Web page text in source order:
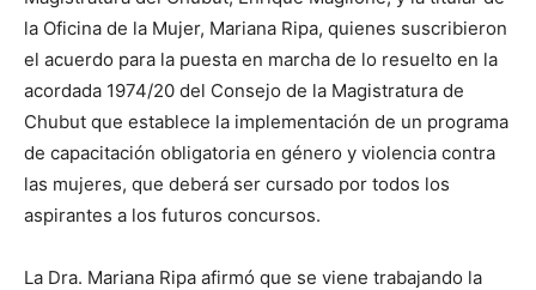
la Oficina de la Mujer, Mariana Ripa, quienes suscribieron
el acuerdo para la puesta en marcha de lo resuelto en la
acordada 1974/20 del Consejo de la Magistratura de
Chubut que establece la implementación de un programa
de capacitación obligatoria en género y violencia contra
las mujeres, que deberá ser cursado por todos los
aspirantes a los futuros concursos.
La Dra. Mariana Ripa afirmó que se viene trabajando la